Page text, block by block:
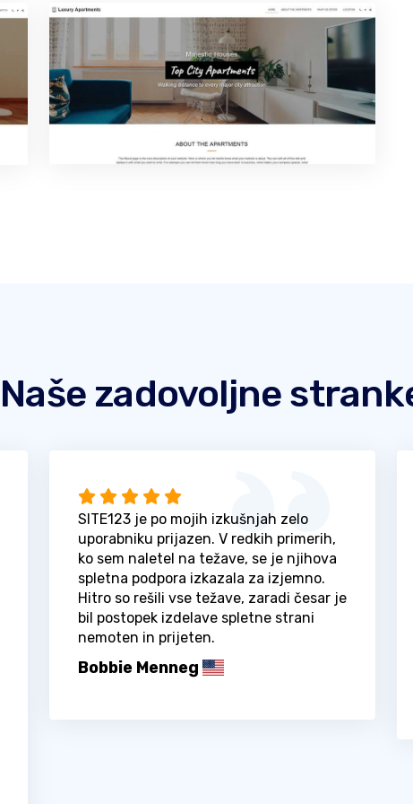
Naše zadovoljne
SITE123 je po mojih izkušnjah zelo
uporabniku prijazen. V redkih primerih,
ko sem naletel na težave, se je njihova
spletna podpora izkazala za izjemno.
Hitro so rešili vse težave, zaradi česar je
bil postopek izdelave spletne strani
nemoten in prijeten.
Bobbie Menneg